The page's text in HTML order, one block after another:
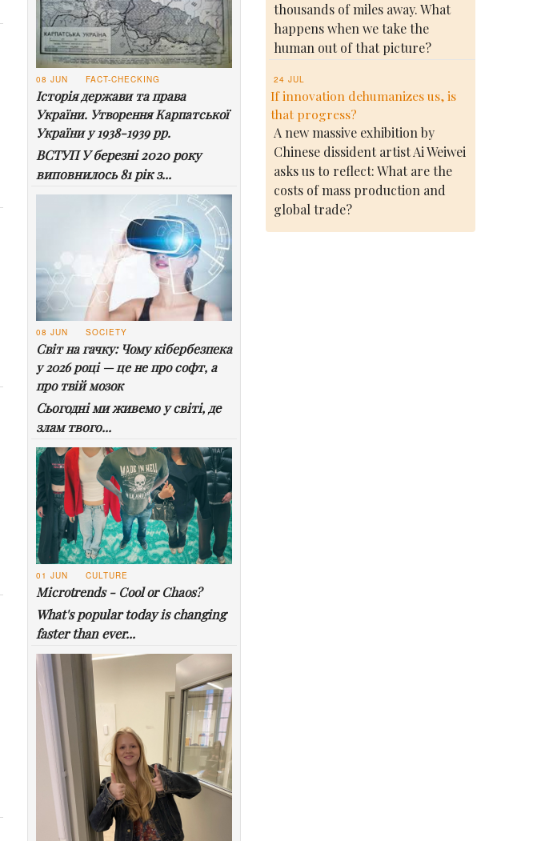
08 JUN FACT-CHECKING
Історія держави та права
України. Утворення Карпатської
України у 1938-1939 рр.
ВСТУП У березні 2020 року
виповнилось 81 рік з...
08 JUN SOCIETY
Світ на гачку: Чому кібербезпека
у 2026 році — це не про софт, а
про твій мозок
Сьогодні ми живемо у світі, де
злам твого...
01 JUN CULTURE
Microtrends - Cool or Chaos?
What's popular today is changing
faster than ever...
thousands of miles away. What
happens when we take the
human out of that picture?
24 JUL
If innovation dehumanizes us, is
that progress?
A new massive exhibition by
Chinese dissident artist Ai Weiwei
asks us to reflect: What are the
costs of mass production and
global trade?